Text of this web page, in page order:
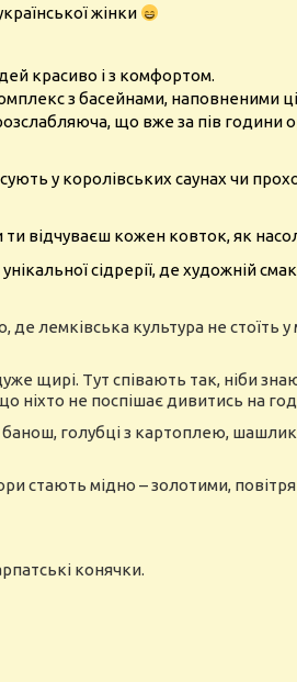
жінки
красиво і з комфортом.
з басейнами, наповненими
що вже за пів години
у королівських саунах чи
відчуваєш кожен ковток, як
сідрерії, де художній
де лемківська культура не стоїть у
щирі. Тут співають так, ніби
ніхто не поспішає дивитись на
голубці з картоплею,
стають мідно – золотими,
конячки.